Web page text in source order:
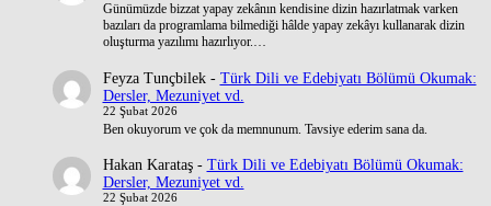
Günümüzde bizzat yapay zekânın kendisine dizin hazırlatmak varken
bazıları da programlama bilmediği hâlde yapay zekâyı kullanarak dizin
oluşturma yazılımı hazırlıyor.…
Feyza Tunçbilek- Türk Dili ve Edebiyatı Bölümü Okumak:
Dersler, Mezuniyet vd.
22 Şubat 2026
Ben okuyorum ve çok da memnunum. Tavsiye ederim sana da.
Hakan Karataş- Türk Dili ve Edebiyatı Bölümü Okumak:
Dersler, Mezuniyet vd.
22 Şubat 2026